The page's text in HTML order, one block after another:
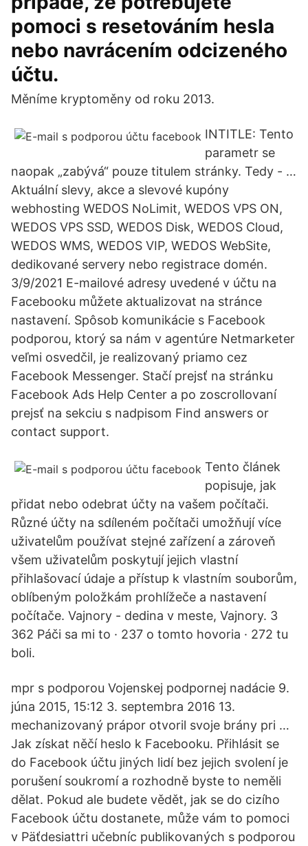
pomoci s resetováním hesla
nebo navrácením odcizeného
účtu.
Měníme kryptoměny od roku 2013.
INTITLE: Tento
parametr se
naopak „zabývá“ pouze titulem stránky. Tedy - …
Aktuální slevy, akce a slevové kupóny
webhosting WEDOS NoLimit, WEDOS VPS ON,
WEDOS VPS SSD, WEDOS Disk, WEDOS Cloud,
WEDOS WMS, WEDOS VIP, WEDOS WebSite,
dedikované servery nebo registrace domén.
3/9/2021 E-mailové adresy uvedené v účtu na
Facebooku můžete aktualizovat na stránce
nastavení. Spôsob komunikácie s Facebook
podporou, ktorý sa nám v agentúre Netmarketer
veľmi osvedčil, je realizovaný priamo cez
Facebook Messenger. Stačí prejsť na stránku
Facebook Ads Help Center a po zoscrollovaní
prejsť na sekciu s nadpisom Find answers or
contact support.
Tento článek
popisuje, jak
přidat nebo odebrat účty na vašem počítači.
Různé účty na sdíleném počítači umožňují více
uživatelům používat stejné zařízení a zároveň
všem uživatelům poskytují jejich vlastní
přihlašovací údaje a přístup k vlastním souborům,
oblíbeným položkám prohlížeče a nastavení
počítače. Vajnory - dedina v meste, Vajnory. 3
362 Páči sa mi to · 237 o tomto hovoria · 272 tu
boli.
mpr s podporou Vojenskej podpornej nadácie 9.
júna 2015, 15:12 3. septembra 2016 13.
mechanizovaný prápor otvoril svoje brány pri …
Jak získat něčí heslo k Facebooku. Přihlásit se
do Facebook účtu jiných lidí bez jejich svolení je
porušení soukromí a rozhodně byste to neměli
dělat. Pokud ale budete vědět, jak se do cizího
Facebook účtu dostanete, může vám to pomoci
v Päťdesiattri učebníc publikovaných s podporou